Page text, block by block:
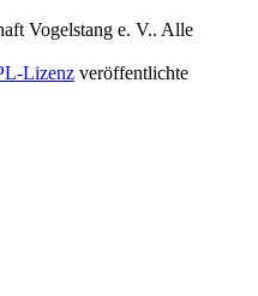
Vogelstang e. V.. Alle
Lizenz veröffentlichte